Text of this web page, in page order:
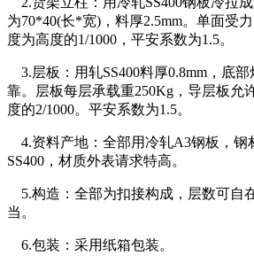
为70*40(长*宽)，料厚2.5mm。单面受
度为高度的1/1000，平安系数为1.5。
3.层板：用轧SS400料厚0.8mm，底
靠。层板每层承载重250Kg，导层板允
度的2/1000。平安系数为1.5。
4.资料产地：全部用冷轧A3钢板，钢
SS400，材质外表请求特高。
5.构造：全部为扣接构成，层数可自
当。
6.包装：采用纸箱包装。